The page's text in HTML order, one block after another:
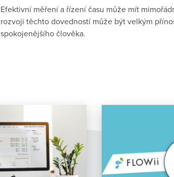
Efektivní měření a řízení času může mít
rozvoji těchto dovedností může být velkým
spokojenějšího člověka.